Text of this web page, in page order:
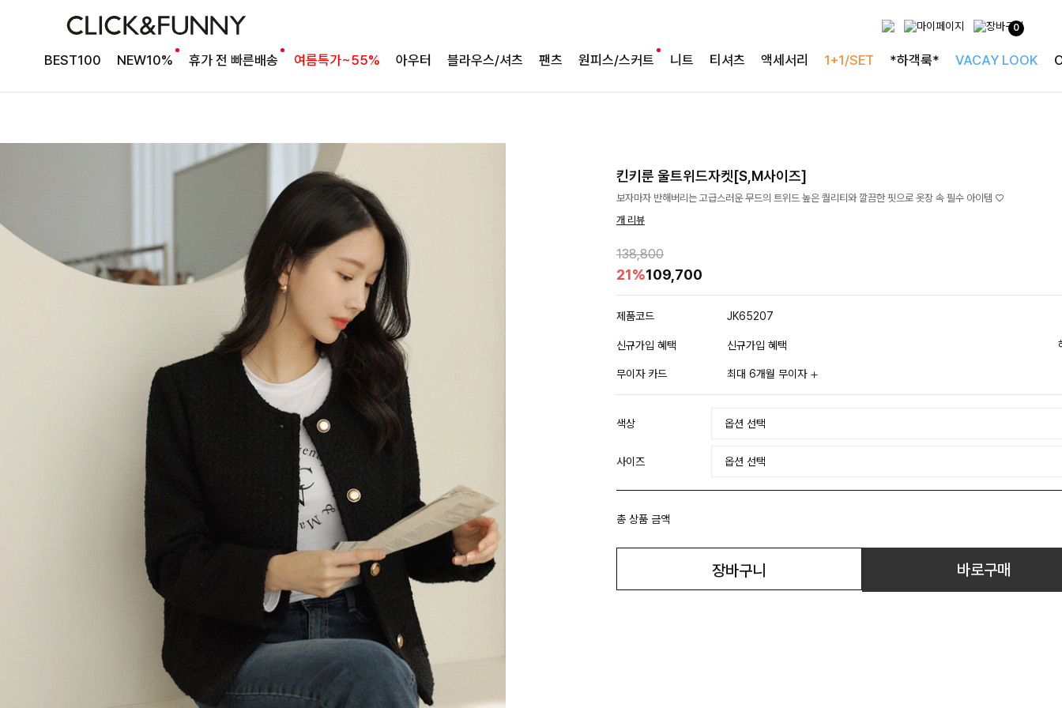
0
BEST100 NEW10% 휴가 전 빠른배송 여름특가~55% 아우터 블라우스/셔츠 팬츠 원피스/스커트 니트 티셔츠 액세서리 1+1/SET *하객룩* VACAY LOOK
킨키룬 울트위드자켓[S,M사이즈]
보자마자 반해버리는 고급스러운 무드의 트위드 높은 퀄리티와 깔끔한 핏으로 옷장 속 필수 아이템 ♡
개 리뷰
138,800
21%109,700
제품코드 JK65207
신규가입 혜택 신규가입 혜택
무이자 카드 최대 6개월 무이자
색상
사이즈
총 상품 금액
장바구니 바로구매